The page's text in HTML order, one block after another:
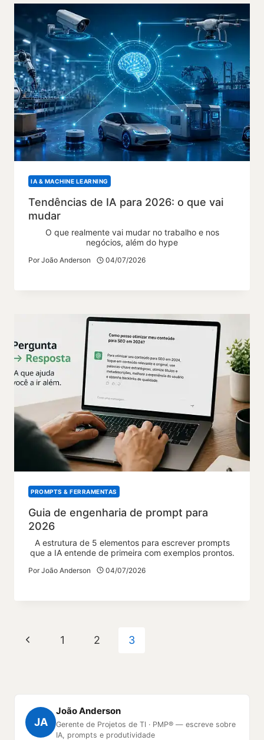
IA & MACHINE LEARNING
Tendências de IA para 2026: o que vai
mudar
O que realmente vai mudar no trabalho e nos
negócios, além do hype
Por João Anderson 04/07/2026
PROMPTS & FERRAMENTAS
Guia de engenharia de prompt para
2026
A estrutura de 5 elementos para escrever prompts
que a IA entende de primeira com exemplos prontos.
Por João Anderson 04/07/2026
Navegação
Página
1 2 3
JA
João Anderson
Gerente de Projetos de TI · PMP® — escreve sobre
IA, prompts e produtividade